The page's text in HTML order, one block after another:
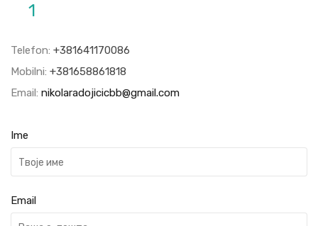
1
Telefon: +381641170086
Mobilni: +381658861818
Email: nikolaradojicicbb@gmail.com
Ime
Email